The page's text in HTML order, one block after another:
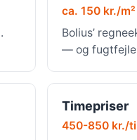
ca. 150 kr./m²
Bolius’
— og
Timepriser
450-850 kr./